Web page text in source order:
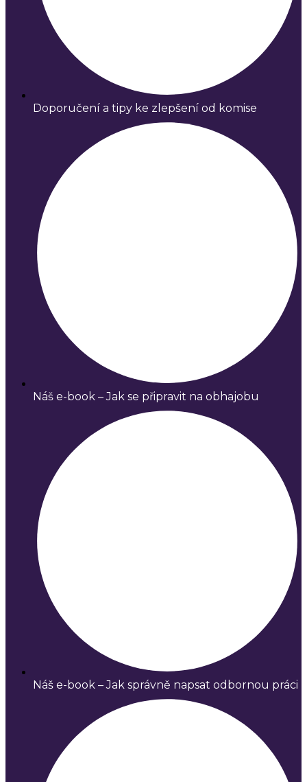
Doporučení a tipy ke zlepšení od komise
Náš e-book – Jak se připravit na obhajobu
Náš e-book – Jak správně napsat odbornou práci